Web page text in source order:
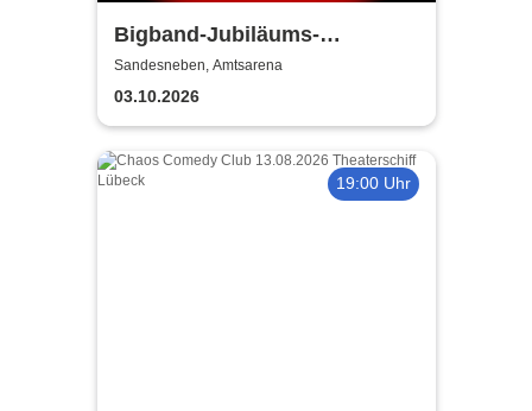
Bigband-Jubiläums-
Galakonzert
Sandesneben, Amtsarena
03.10.2026
19:00 Uhr